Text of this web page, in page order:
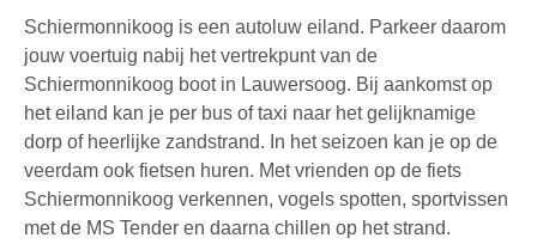
Schiermonnikoog is een autoluw eiland. Parkeer daarom
jouw voertuig nabij het vertrekpunt van de
Schiermonnikoog bootin Lauwersoog. Bij aankomst op
het eiland kan je per bus of taxi naar het gelijknamige
dorp of heerlijke zandstrand. In het seizoen kan je op de
veerdam ook fietsen huren. Met vrienden op de fiets
Schiermonnikoog verkennen, vogels spotten, sportvissen
met de MS Tender en daarna chillen op het strand.